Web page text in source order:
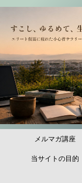
メルマガ講座
当サイトの目的